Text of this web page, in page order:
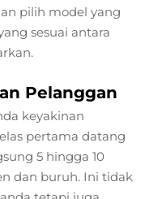
pilih model yang
sesuai antara
Pelanggan
keyakinan
pertama datang
5 hingga 10
dan buruh. Ini tidak